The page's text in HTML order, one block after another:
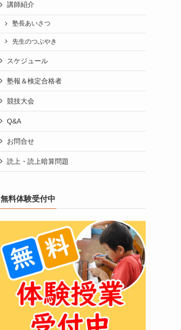
講師紹介
塾長あいさつ
先生のつぶやき
スケジュール
塾報＆検定合格者
競技大会
Q&A
お問合せ
読上・読上暗算問題
無料体験受付中